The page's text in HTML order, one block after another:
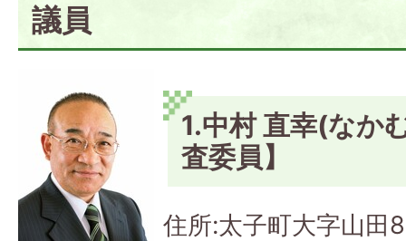
議員
1.中村 直幸(なか
査委員】
住所:太子町大字山田